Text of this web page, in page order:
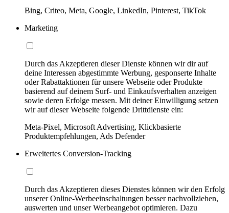
Bing, Criteo, Meta, Google, LinkedIn, Pinterest, TikTok
Marketing
Durch das Akzeptieren dieser Dienste können wir dir auf
deine Interessen abgestimmte Werbung, gesponserte Inhalte
oder Rabattaktionen für unsere Webseite oder Produkte
basierend auf deinem Surf- und Einkaufsverhalten anzeigen
sowie deren Erfolge messen. Mit deiner Einwilligung setzen
wir auf dieser Webseite folgende Drittdienste ein:
Meta-Pixel, Microsoft Advertising, Klickbasierte
Produktempfehlungen, Ads Defender
Erweitertes Conversion-Tracking
Durch das Akzeptieren dieses Dienstes können wir den Erfolg
unserer Online-Werbeeinschaltungen besser nachvollziehen,
auswerten und unser Werbeangebot optimieren. Dazu